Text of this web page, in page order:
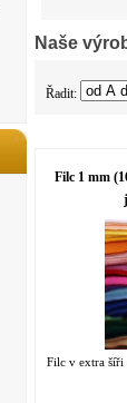
Naše
Řadit:
Filc 1 mm
Filc v extra